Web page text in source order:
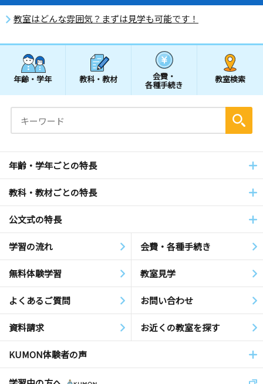
教室はどんな雰囲気？まずは見学も可能です！
年齢・学年 教科・教材 会費・
各種手続き
教室検索
年齢・学年ごとの特長
教科・教材ごとの特長
公文式の特長
学習の流れ 会費・各種手続き
無料体験学習 教室見学
よくあるご質問 お問い合わせ
資料請求 お近くの教室を探す
KUMON体験者の声